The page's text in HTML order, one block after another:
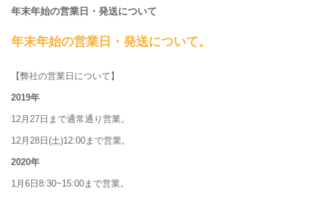
年末年始の営業日・発送について
年末年始の営業日・発送について。
【弊社の営業日について】
2019年
12月27日まで通常通り営業。
12月28日(土)12:00まで営業。
2020年
1月6日8:30~15:00まで営業。